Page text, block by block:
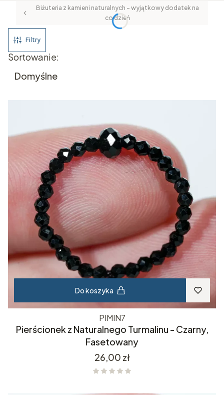
Biżuteria z kamieni naturalnych – wyjątkowy dodatek na
co dzień
Filtry
Lista produktów
Sortowanie:
Domyślne
Do koszyka
PIMIN7
Pierścionek z Naturalnego Turmalinu - Czarny,
Fasetowany
Cena
26,00 zł